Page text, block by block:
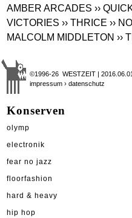
AMBER ARCADES ››
VICTORIES ›› THRICE ››
MALCOLM MIDDLETON ››
©1996-26 WESTZEIT |
impressum › datenschutz
Konserven
olymp
electronik
fear no jazz
floorfashion
hard & heavy
hip hop